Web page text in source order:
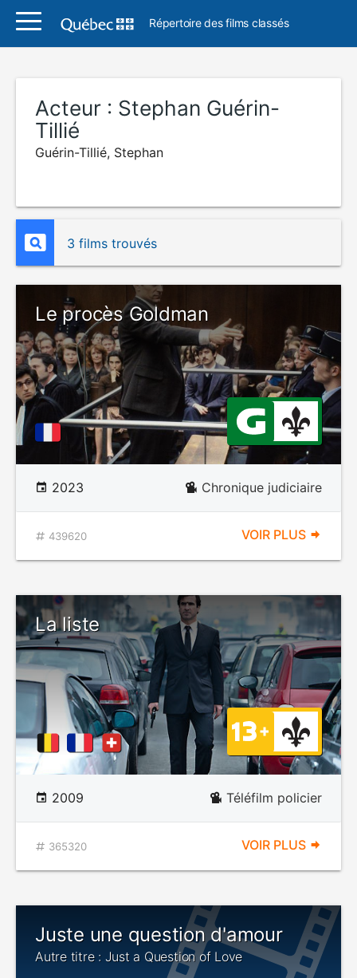
Répertoire des films classés
Acteur : Stephan Guérin-
Tillié
Guérin-Tillié, Stephan
3 films trouvés
Le procès Goldman
2023 Chronique judiciaire
439620 VOIR PLUS
La liste
2009 Téléfilm policier
365320 VOIR PLUS
Juste une question d'amour
Autre titre : Just a Question of Love